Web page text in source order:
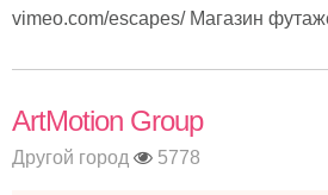
vimeo.com/escapes/ Магазин
ArtMotion Group
Другой город 5778